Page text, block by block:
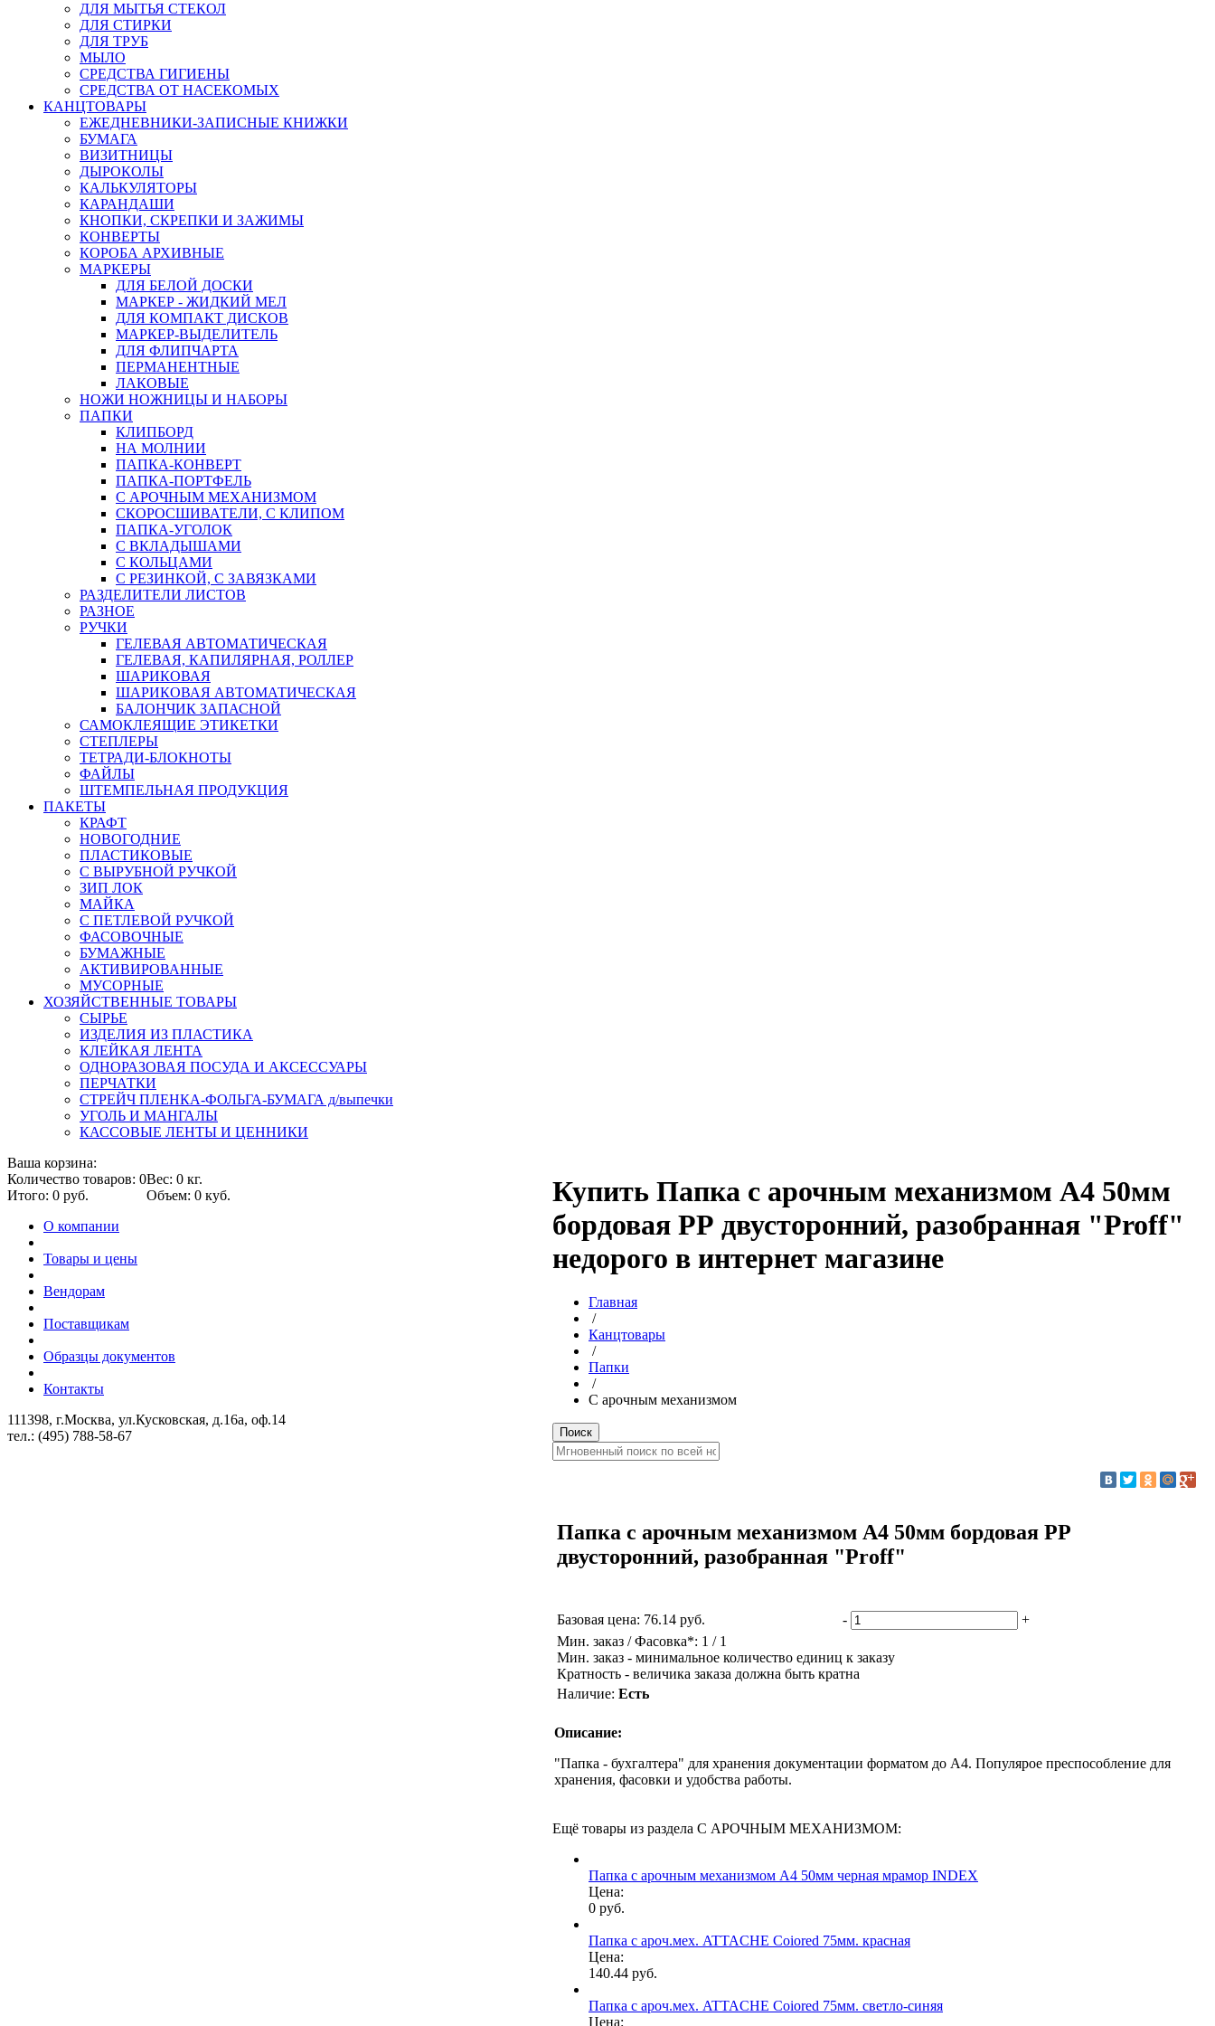
ДЛЯ МЫТЬЯ СТЕКОЛ
ДЛЯ СТИРКИ
ДЛЯ ТРУБ
МЫЛО
СРЕДСТВА ГИГИЕНЫ
СРЕДСТВА ОТ НАСЕКОМЫХ
КАНЦТОВАРЫ
ЕЖЕДНЕВНИКИ-ЗАПИСНЫЕ КНИЖКИ
БУМАГА
ВИЗИТНИЦЫ
ДЫРОКОЛЫ
КАЛЬКУЛЯТОРЫ
КАРАНДАШИ
КНОПКИ, СКРЕПКИ И ЗАЖИМЫ
КОНВЕРТЫ
КОРОБА АРХИВНЫЕ
МАРКЕРЫ
ДЛЯ БЕЛОЙ ДОСКИ
МАРКЕР - ЖИДКИЙ МЕЛ
ДЛЯ КОМПАКТ ДИСКОВ
МАРКЕР-ВЫДЕЛИТЕЛЬ
ДЛЯ ФЛИПЧАРТА
ПЕРМАНЕНТНЫЕ
ЛАКОВЫЕ
НОЖИ НОЖНИЦЫ И НАБОРЫ
ПАПКИ
КЛИПБОРД
НА МОЛНИИ
ПАПКА-КОНВЕРТ
ПАПКА-ПОРТФЕЛЬ
С АРОЧНЫМ МЕХАНИЗМОМ
СКОРОСШИВАТЕЛИ, С КЛИПОМ
ПАПКА-УГОЛОК
С ВКЛАДЫШАМИ
С КОЛЬЦАМИ
С РЕЗИНКОЙ, С ЗАВЯЗКАМИ
РАЗДЕЛИТЕЛИ ЛИСТОВ
РАЗНОЕ
РУЧКИ
ГЕЛЕВАЯ АВТОМАТИЧЕСКАЯ
ГЕЛЕВАЯ, КАПИЛЯРНАЯ, РОЛЛЕР
ШАРИКОВАЯ
ШАРИКОВАЯ АВТОМАТИЧЕСКАЯ
БАЛОНЧИК ЗАПАСНОЙ
САМОКЛЕЯЩИЕ ЭТИКЕТКИ
СТЕПЛЕРЫ
ТЕТРАДИ-БЛОКНОТЫ
ФАЙЛЫ
ШТЕМПЕЛЬНАЯ ПРОДУКЦИЯ
ПАКЕТЫ
КРАФТ
НОВОГОДНИЕ
ПЛАСТИКОВЫЕ
С ВЫРУБНОЙ РУЧКОЙ
ЗИП ЛОК
МАЙКА
С ПЕТЛЕВОЙ РУЧКОЙ
ФАСОВОЧНЫЕ
БУМАЖНЫЕ
АКТИВИРОВАННЫЕ
МУСОРНЫЕ
ХОЗЯЙСТВЕННЫЕ ТОВАРЫ
СЫРЬЕ
ИЗДЕЛИЯ ИЗ ПЛАСТИКА
КЛЕЙКАЯ ЛЕНТА
ОДНОРАЗОВАЯ ПОСУДА И АКСЕССУАРЫ
ПЕРЧАТКИ
СТРЕЙЧ ПЛЕНКА-ФОЛЬГА-БУМАГА д/выпечки
УГОЛЬ И МАНГАЛЫ
КАССОВЫЕ ЛЕНТЫ И ЦЕННИКИ
Купить Папка с арочным механизмом A4 50мм
бордовая РР двусторонний, разобранная "Proff"
недорого в интернет магазине
Главная
/
Канцтовары
/
Папки
/
С арочным механизмом
Папка с арочным механизмом A4 50мм бордовая РР
двусторонний, разобранная "Proff"
Базовая цена: 76.14 руб. -
+
Мин. заказ / Фасовка*: 1 / 1
Мин. заказ - минимальное количество единиц к заказу
Кратность - величика заказа должна быть кратна
Наличие: Есть
Описание:
"Папка - бухгалтера" для хранения документации форматом до А4. Популярое преспособление для
хранения, фасовки и удобства работы.
Ещё товары из раздела С АРОЧНЫМ МЕХАНИЗМОМ:
Папка с арочным механизмом A4 50мм черная мрамор INDEX
Цена:
0 руб.
Папка с ароч.мех. ATTACHE Coiored 75мм. красная
Цена:
140.44 руб.
Папка с ароч.мех. ATTACHE Coiored 75мм. светло-синяя
Цена:
Ваша корзина:
Количество товаров: 0Вес: 0 кг.
Итого: 0 руб.
Объем: 0 куб.
О компании
Товары и цены
Вендорам
Поставщикам
Образцы документов
Контакты
111398, г.Москва, ул.Кусковская, д.16а, оф.14
тел.: (495) 788-58-67